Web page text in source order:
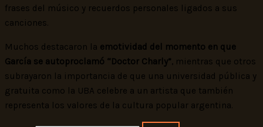
frases del músico y recuerdos personales ligados a sus
canciones.
Muchos destacaron la emotividad del momento en que
García se autoproclamó “Doctor Charly”, mientras que otros
subrayaron la importancia de que una universidad pública y
gratuita como la UBA celebre a un artista que también
representa los valores de la cultura popular argentina.